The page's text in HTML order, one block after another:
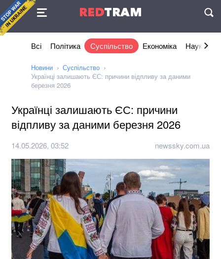
REDTRAM
Угода
Всі Політика Суспільство Економіка Наука та
Новини
Суспільство
Українці залишають ЄС: причини відпливу за даними
березня 2026
Українці залишають ЄС: причини
відпливу за даними березня 2026
14.05.2026, 03:52 newssky.com.ua